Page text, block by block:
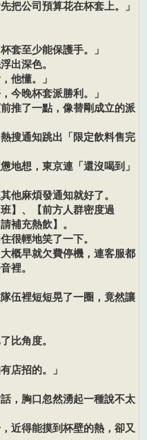
公司預算花在杯套上。」
至少能保護手。」
出深色。
他懂。」
晚杯套派勝利。」
了一點，像替剛成立的派
通知跳出「限定飲料售完
想，東京連「還沒喝到」
麻煩發通知就好了。
、【前方人群密度過
補充熱飲】。
輕地笑了一下。
早就欠費停機，連客服都
裡。
裡短短晃了一圈，竟然讓
比角度。
招的。」
胸口忽然湧起一種說不太
得能摸到杯壁的熱，卻又